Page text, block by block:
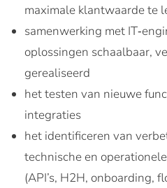
maximale klantwaarde te
samenwerking met
oplossingen schaalbaar,
gerealiseerd
het testen van nieuwe
integraties
het identificeren van
technische en
(API’s, H2H, onboarding,